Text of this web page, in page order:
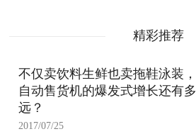
精彩推荐
不仅卖饮料生鲜也卖拖鞋泳装，
自动售货机的爆发式增长还有多
远？
2017/07/25